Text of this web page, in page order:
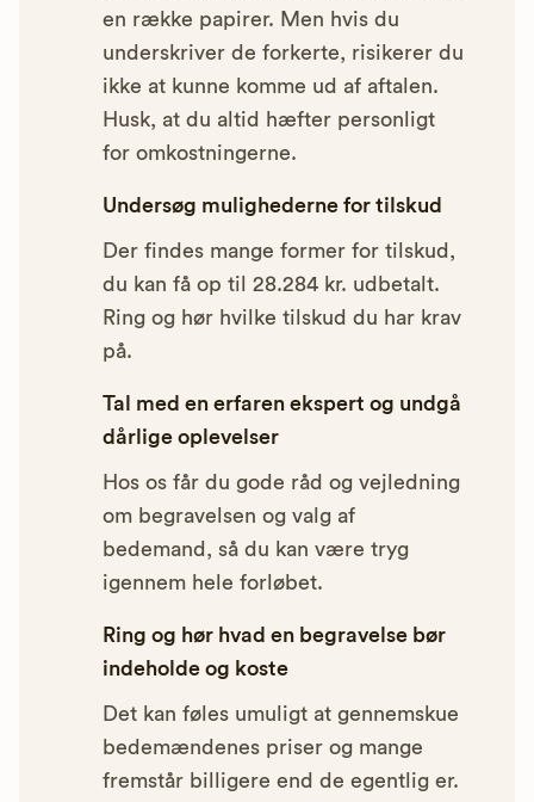
en række papirer. Men hvis du
underskriver de forkerte, risikerer du
ikke at kunne komme ud af aftalen.
Husk, at du altid hæfter personligt
for omkostningerne.
Undersøg mulighederne for tilskud
Der findes mange former for tilskud,
du kan få op til 28.284 kr. udbetalt.
Ring og hør hvilke tilskud du har krav
på.
Tal med en erfaren ekspert og undgå
dårlige oplevelser
Hos os får du gode råd og vejledning
om begravelsen og valg af
bedemand, så du kan være tryg
igennem hele forløbet.
Ring og hør hvad en begravelse bør
indeholde og koste
Det kan føles umuligt at gennemskue
bedemændenes priser og mange
fremstår billigere end de egentlig er.